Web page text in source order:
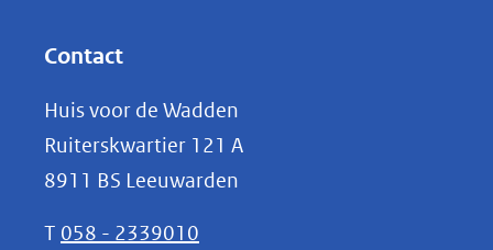
(verwijst
naar
een
andere
Contact
Huis voor de Wadden
Ruiterskwartier 121 A
8911 BS Leeuwarden
T 058 - 2339010